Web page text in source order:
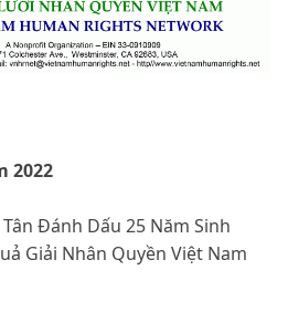
2022
Đánh Dấu 25 Năm Sinh
Giải Nhân Quyền Việt Nam